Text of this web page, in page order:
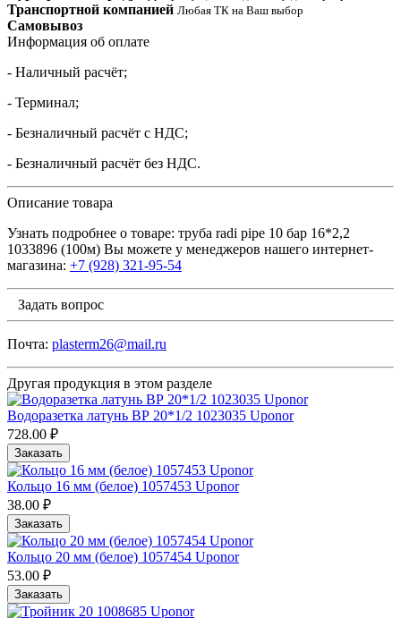
Транспортной компанией Любая ТК на Ваш выбор
Самовывоз
Информация об оплате
- Наличный расчёт;
- Терминал;
- Безналичный расчёт с НДС;
- Безналичный расчёт без НДС.
Описание товара
Узнать подробнее о товаре: труба radi pipe 10 бар 16*2,2
1033896 (100м) Вы можете у менеджеров нашего интернет-
магазина: +7 (928) 321-95-54
Задать вопрос
Почта: plasterm26@mail.ru
Другая продукция в этом разделе
Водоразетка латунь ВР 20*1/2 1023035 Uponor
728.00 ₽
Заказать
Кольцо 16 мм (белое) 1057453 Uponor
38.00 ₽
Заказать
Кольцо 20 мм (белое) 1057454 Uponor
53.00 ₽
Заказать